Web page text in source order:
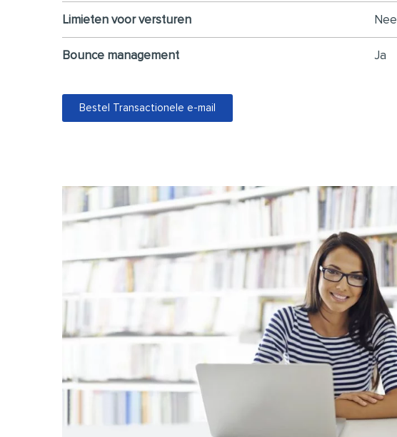
Limieten voor versturen Nee
Bounce management Ja
Bestel Transactionele e-mail